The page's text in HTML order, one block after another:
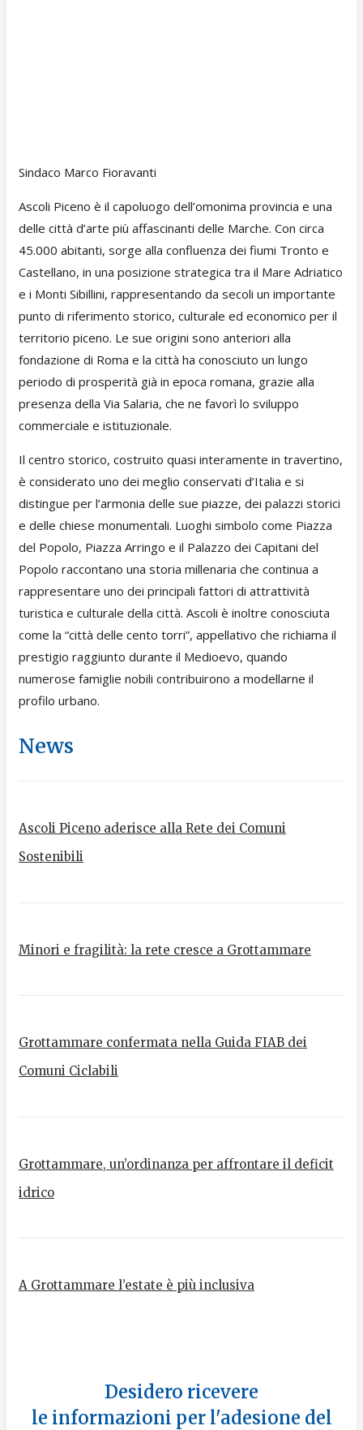
Sindaco Marco Fioravanti
Ascoli Piceno è il capoluogo dell’omonima provincia e una
delle città d’arte più affascinanti delle Marche. Con circa
45.000 abitanti, sorge alla confluenza dei fiumi Tronto e
Castellano, in una posizione strategica tra il Mare Adriatico
e i Monti Sibillini, rappresentando da secoli un importante
punto di riferimento storico, culturale ed economico per il
territorio piceno. Le sue origini sono anteriori alla
fondazione di Roma e la città ha conosciuto un lungo
periodo di prosperità già in epoca romana, grazie alla
presenza della Via Salaria, che ne favorì lo sviluppo
commerciale e istituzionale.
Il centro storico, costruito quasi interamente in travertino,
è considerato uno dei meglio conservati d’Italia e si
distingue per l’armonia delle sue piazze, dei palazzi storici
e delle chiese monumentali. Luoghi simbolo come Piazza
del Popolo, Piazza Arringo e il Palazzo dei Capitani del
Popolo raccontano una storia millenaria che continua a
rappresentare uno dei principali fattori di attrattività
turistica e culturale della città. Ascoli è inoltre conosciuta
come la “città delle cento torri”, appellativo che richiama il
prestigio raggiunto durante il Medioevo, quando
numerose famiglie nobili contribuirono a modellarne il
profilo urbano.
News
Ascoli Piceno aderisce alla Rete dei Comuni
Sostenibili
Minori e fragilità: la rete cresce a Grottammare
Grottammare confermata nella Guida FIAB dei
Comuni Ciclabili
Grottammare, un’ordinanza per affrontare il deficit
idrico
A Grottammare l’estate è più inclusiva
Desidero ricevere
le informazioni per l'adesione del